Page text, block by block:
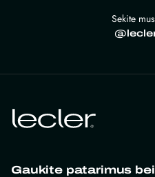
Sekite
Gaukite patarimus